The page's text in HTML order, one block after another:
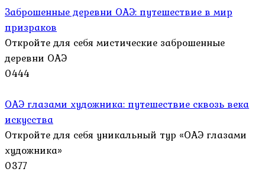
Заброшенные деревни ОАЭ: путешествие в мир
призраков
Откройте для себя мистические заброшенные
деревни ОАЭ
0444
ОАЭ глазами художника: путешествие сквозь века
искусства
Откройте для себя уникальный тур «ОАЭ глазами
художника»
0377